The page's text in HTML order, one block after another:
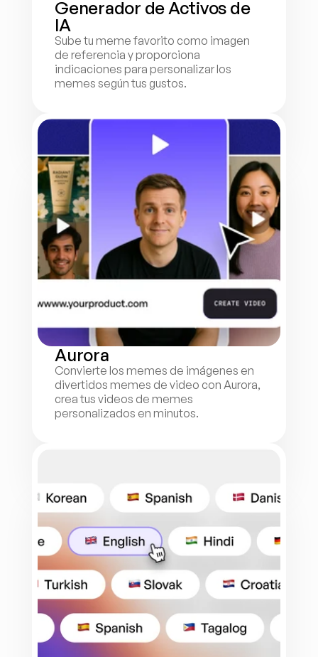
Generador de Activos de
IA
Sube tu meme favorito como imagen
de referencia y proporciona
indicaciones para personalizar los
memes según tus gustos.
Aurora
Convierte los memes de imágenes en
divertidos memes de video con Aurora,
crea tus videos de memes
personalizados en minutos.